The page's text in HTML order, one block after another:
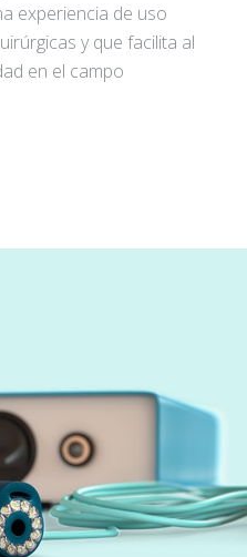
experiencia de uso
y que facilita al
en el campo